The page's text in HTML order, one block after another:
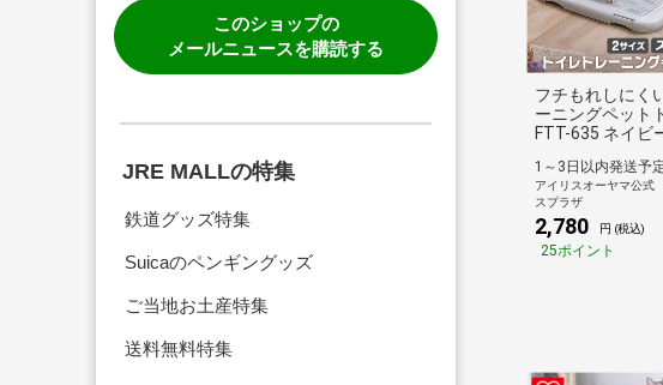
このショップの
メールニュースを購読する
JRE MALLの特集
鉄道グッズ特集
Suicaのペンギングッズ
ご当地お土産特集
送料無料特集
フチもれしにく
ーニングペット
FTT-635 ネイビ
1～3日以内発送予
アイリスオーヤマ公式
スプラザ
2,780 円 (税込)
25ポイント